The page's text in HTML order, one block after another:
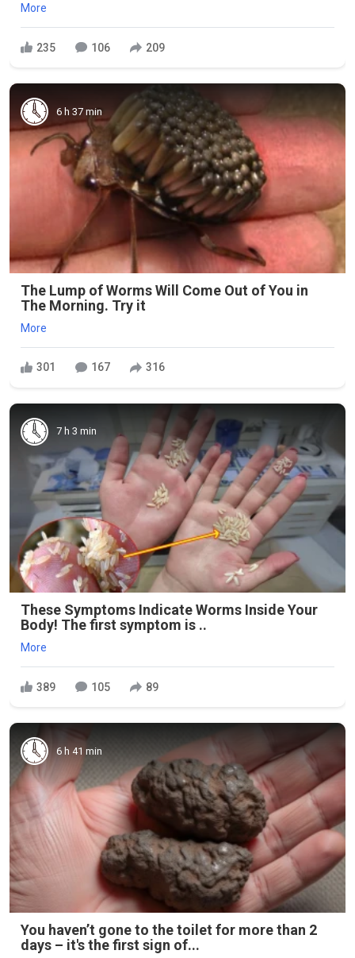
More
235 106 209
6 h 37 min
The Lump of Worms Will Come Out of You in
The Morning. Try it
More
301 167 316
7 h 3 min
These Symptoms Indicate Worms Inside Your
Body! The first symptom is ..
More
389 105 89
6 h 41 min
You haven’t gone to the toilet for more than 2
days – it's the first sign of...